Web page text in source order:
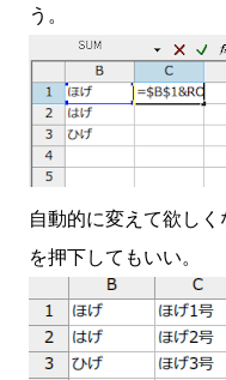
う。
自動的に変えて欲し
を押下してもいい。